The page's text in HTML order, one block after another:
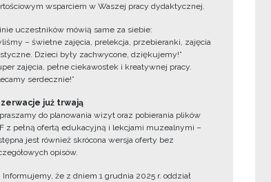
wsparciem w Waszej pracy dydaktycznej.
uczestników mówią same za siebie:
– świetne zajęcia, prelekcja, przebieranki, zajęcia
Dzieci były zachwycone, dziękujemy!”
zajęcia, pełne ciekawostek i kreatywnej pracy.
serdecznie!”
już trwają
do planowania wizyt oraz pobierania plików
z pełną ofertą edukacyjną i lekcjami muzealnymi –
jest również skrócona wersja oferty bez
opisów.
Informujemy, że z dniem 1 grudnia 2025 r. oddział